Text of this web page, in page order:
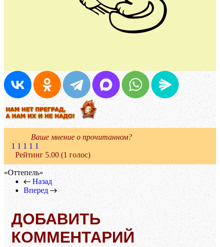
Ваше мнение о прочитанном?
1 1 1 1 1
Рейтинг 5.00 (1 голос)
«Оттепель»
Назад
Вперед
ДОБАВИТЬ
КОММЕНТАРИЙ